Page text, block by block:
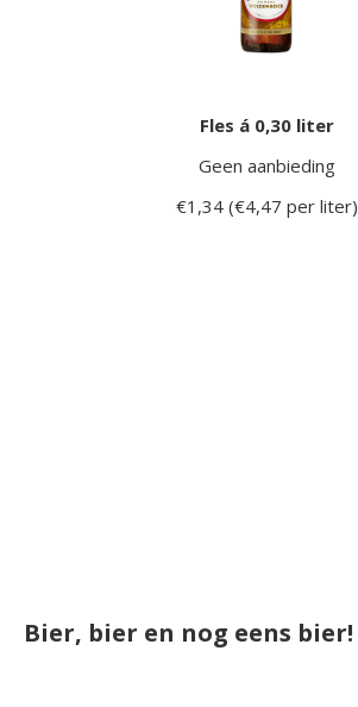
Fles á 0,30 liter
Geen aanbieding
€1,34 (€4,47 per liter)
Bier, bier en nog eens bier!